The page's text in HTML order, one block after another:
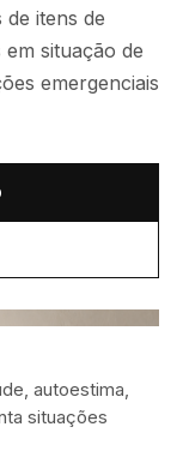
itens de
situação de
emergenciais
autoestima,
situações